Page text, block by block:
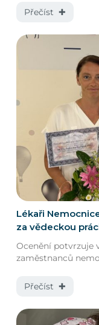
Přečíst ✚
Lékaři
za vědeckou
Ocenění potvrzuje
zaměstnanců
Přečíst ✚